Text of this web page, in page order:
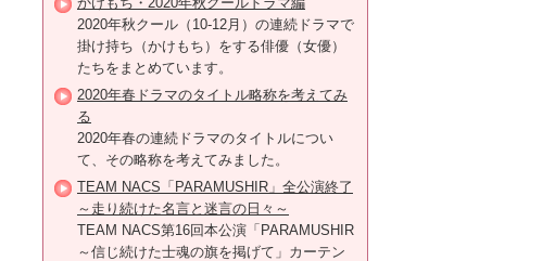
2020年秋クール（10-12月）の連続ドラマで
掛け持ち（かけもち）をする俳優（女優）
たちをまとめています。
2020年春ドラマのタイトル略称を考えてみ
る
2020年春の連続ドラマのタイトルについ
て、その略称を考えてみました。
TEAM NACS「PARAMUSHIR」全公演終了
～走り続けた名言と迷言の日々～
TEAM NACS第16回本公演「PARAMUSHIR
～信じ続けた士魂の旗を掲げて」カーテン